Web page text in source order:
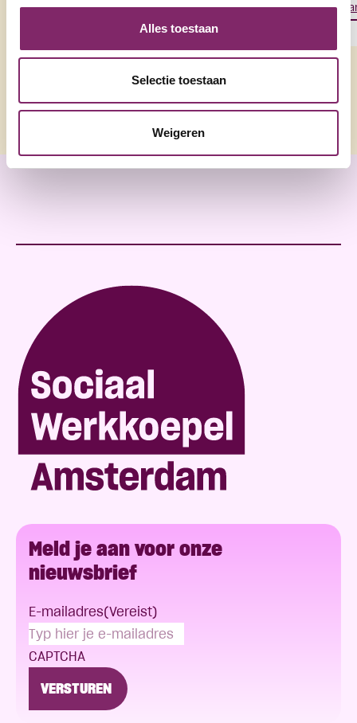
Alles toestaan
Selectie toestaan
Weigeren
partners
Meld je aan voor onze
nieuwsbrief
E-mailadres(Vereist)
CAPTCHA